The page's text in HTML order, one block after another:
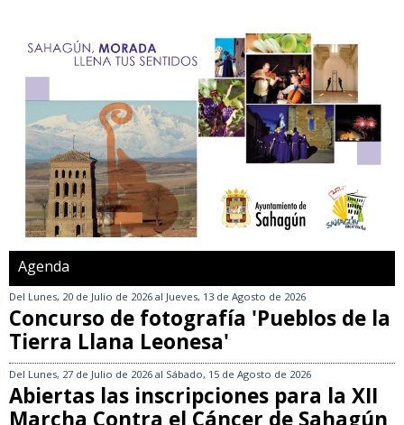
Agenda
Del Lunes, 20 de Julio de 2026 al Jueves, 13 de Agosto de 2026
Concurso de fotografía 'Pueblos de la
Tierra Llana Leonesa'
Del Lunes, 27 de Julio de 2026 al Sábado, 15 de Agosto de 2026
Abiertas las inscripciones para la XII
Marcha Contra el Cáncer de Sahagún